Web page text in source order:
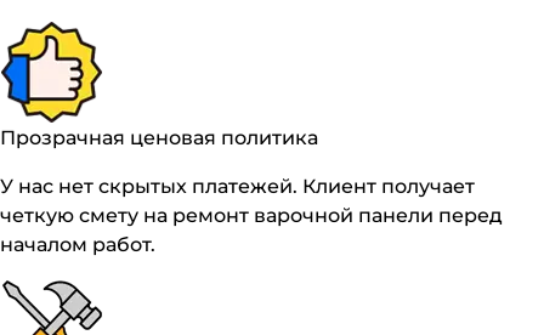
Прозрачная ценовая политика
У нас нет скрытых платежей. Клиент получает
четкую смету на ремонт варочной панели перед
началом работ.